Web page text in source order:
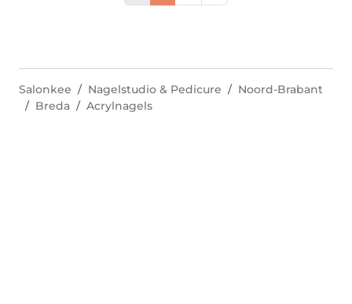
Salonkee Nagelstudio & Pedicure
Noord-Brabant
Breda
Acrylnagels